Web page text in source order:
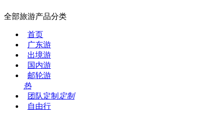
全部旅游产品分类
首页
广东游
出境游
国内游
邮轮游
热
团队定制 定制
自由行